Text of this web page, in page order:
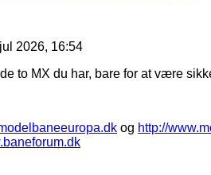
2026, 16:54
to MX du har, bare for at være
og http://